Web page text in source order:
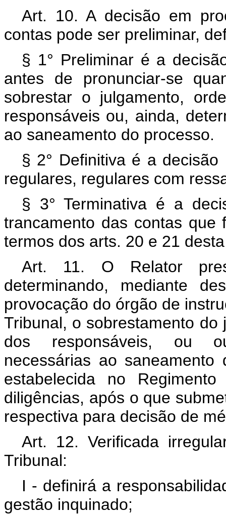
Art. 10. A decisão em
contas pode ser preliminar,
§ 1° Preliminar é a
antes de pronunciar-se
sobrestar o julgamento,
responsáveis ou, ainda,
ao saneamento do processo.
§ 2° Definitiva é a
regulares, regulares com
§ 3° Terminativa é a
trancamento das contas que
termos dos arts. 20 e 21
Art. 11. O Relator
determinando, mediante
provocação do órgão de
Tribunal, o sobrestamento
dos responsáveis, ou
necessárias ao
estabelecida no
diligências, após o que
respectiva para decisão de
Art. 12. Verificada
Tribunal:
I - definirá a
gestão inquinado;